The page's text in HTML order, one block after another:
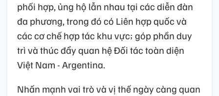
phối hợp, ủng hộ lẫn nhau tại các diễn đàn
đa phương, trong đó có Liên hợp quốc và
các cơ chế hợp tác khu vực; góp phần duy
trì và thúc đẩy quan hệ Đối tác toàn diện
Việt Nam - Argentina.
Nhấn mạnh vai trò và vị thế ngày càng quan